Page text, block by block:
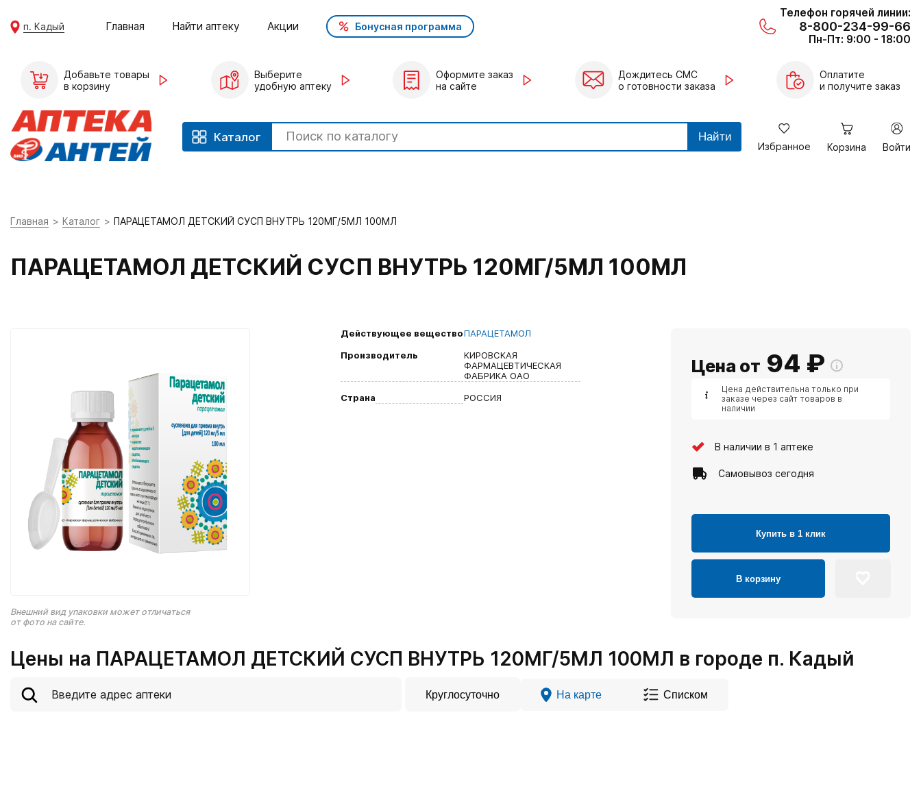
п. Кадый Главная Найти аптеку Акции Бонусная программа
Телефон горячей линии:
8-800-234-99-66
Пн-Пт: 9:00 - 18:00
Добавьте товары
в корзину
Выберите
удобную аптеку
Оформите заказ
на сайте
Дождитесь СМС
о готовности заказа
Оплатите
и получите заказ
Каталог Найти
Избранное Корзина Войти
Главная Каталог ПАРАЦЕТАМОЛ ДЕТСКИЙ СУСП ВНУТРЬ 120МГ/5МЛ 100МЛ
ПАРАЦЕТАМОЛ ДЕТСКИЙ СУСП ВНУТРЬ 120МГ/5МЛ 100МЛ
Внешний вид упаковки может отличаться
от фото на сайте.
Действующее веществоПАРАЦЕТАМОЛ
Производитель
КИРОВСКАЯ
ФАРМАЦЕВТИЧЕСКАЯ
ФАБРИКА ОАО
Страна
РОССИЯ
Цена от 94 ₽
Цена действительна только при
заказе через сайт товаров в
наличии
В наличии в 1 аптеке
Самовывоз сегодня
Купить в 1 клик
В корзину
Цены на ПАРАЦЕТАМОЛ ДЕТСКИЙ СУСП ВНУТРЬ 120МГ/5МЛ 100МЛ в городе п. Кадый
Круглосуточно На карте Списком